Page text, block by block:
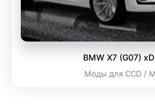
BMW X7 (G07)
Моды для CCD /